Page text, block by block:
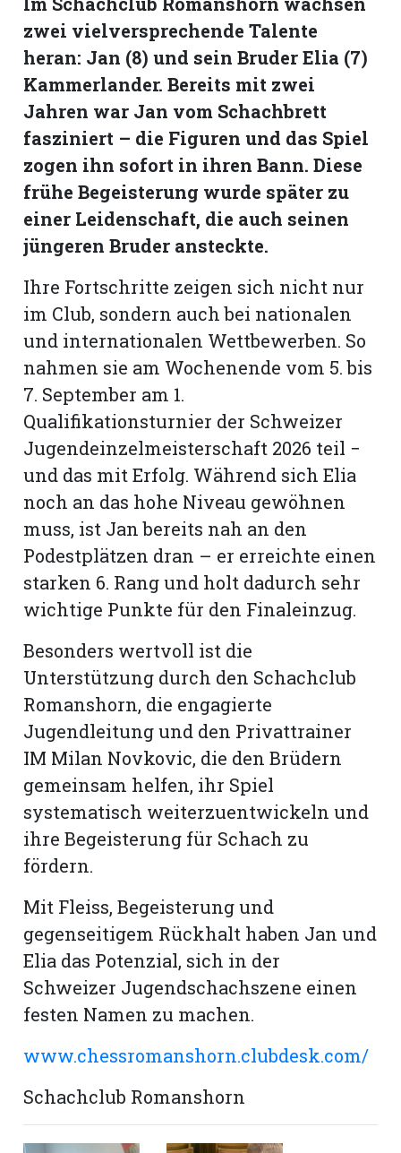
zwei vielversprechende Talente
heran: Jan (8) und sein Bruder Elia (7)
Kammerlander. Bereits mit zwei
Jahren war Jan vom Schachbrett
fasziniert – die Figuren und das Spiel
zogen ihn sofort in ihren Bann. Diese
frühe Begeisterung wurde später zu
einer Leidenschaft, die auch seinen
jüngeren Bruder ansteckte.
Ihre Fortschritte zeigen sich nicht nur
im Club, sondern auch bei nationalen
und internationalen Wettbewerben. So
nahmen sie am Wochenende vom 5. bis
7. September am 1.
Qualifikationsturnier der Schweizer
Jugendeinzelmeisterschaft 2026 teil −
und das mit Erfolg. Während sich Elia
noch an das hohe Niveau gewöhnen
muss, ist Jan bereits nah an den
Podestplätzen dran – er erreichte einen
starken 6. Rang und holt dadurch sehr
wichtige Punkte für den Finaleinzug.
Besonders wertvoll ist die
Unterstützung durch den Schachclub
Romanshorn, die engagierte
Jugendleitung und den Privattrainer
IM Milan Novkovic, die den Brüdern
gemeinsam helfen, ihr Spiel
systematisch weiterzuentwickeln und
ihre Begeisterung für Schach zu
fördern.
Mit Fleiss, Begeisterung und
gegenseitigem Rückhalt haben Jan und
Elia das Potenzial, sich in der
Schweizer Jugendschachszene einen
festen Namen zu machen.
www.chessromanshorn.clubdesk.com/
Schachclub Romanshorn